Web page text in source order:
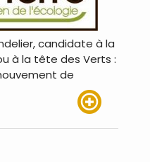
candidate à la
à la tête des Verts :
de